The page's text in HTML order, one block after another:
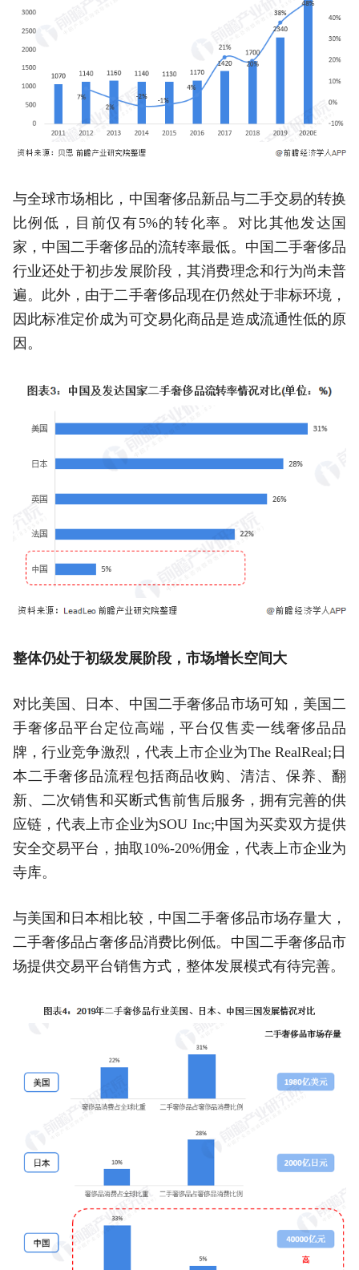
与全球市场相比，中国奢侈品新品与二手交易的转换
比例低，目前仅有5%的转化率。对比其他发达国
家，中国二手奢侈品的流转率最低。中国二手奢侈品
行业还处于初步发展阶段，其消费理念和行为尚未普
遍。此外，由于二手奢侈品现在仍然处于非标环境，
因此标准定价成为可交易化商品是造成流通性低的原
因。
整体仍处于初级发展阶段，市场增长空间大
对比美国、日本、中国二手奢侈品市场可知，美国二
手奢侈品平台定位高端，平台仅售卖一线奢侈品品
牌，行业竞争激烈，代表上市企业为The RealReal;日
本二手奢侈品流程包括商品收购、清洁、保养、翻
新、二次销售和买断式售前售后服务，拥有完善的供
应链，代表上市企业为SOU Inc;中国为买卖双方提供
安全交易平台，抽取10%-20%佣金，代表上市企业为
寺库。
与美国和日本相比较，中国二手奢侈品市场存量大，
二手奢侈品占奢侈品消费比例低。中国二手奢侈品市
场提供交易平台销售方式，整体发展模式有待完善。